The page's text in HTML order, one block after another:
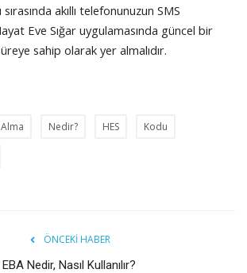
akıllı telefonunuzun SMS
Eve Sığar uygulamasında güncel bir
sahip olarak yer almalıdır.
Alma Nedir? HES Kodu
ÖNCEKI HABER
EBA Nedir, Nasıl Kullanılır?